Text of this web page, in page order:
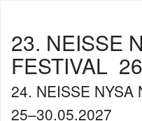
23. NEISSE
FESTIVAL
24. NEISSE NYSA
25–30.05.2027